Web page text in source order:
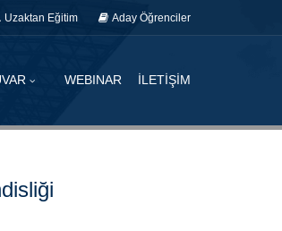
Uzaktan Eğitim Aday Öğrenciler
WEBINAR İLETİŞİM